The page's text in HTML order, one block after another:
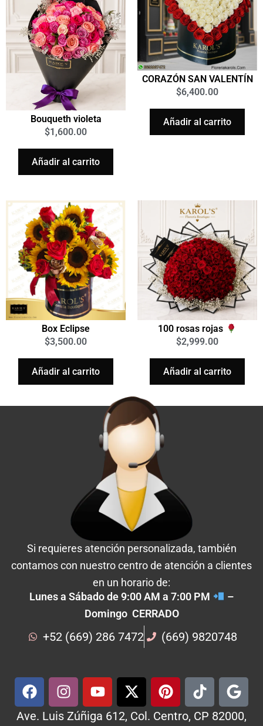
Bouqueth violeta
$1,600.00
Añadir al carrito
CORAZÓN SAN VALENTÍN
$6,400.00
Añadir al carrito
Box Eclipse
$3,500.00
Añadir al carrito
100 rosas rojas
$2,999.00
Añadir al carrito
Si requieres atención personalizada, también
contamos con nuestro centro de atención a clientes
en un horario de:
Lunes a Sábado de 9:00 AM a 7:00 PM
–
Domingo CERRADO
+52 (669) 286 7472 (669) 9820748
Ave. Luis Zúñiga 612, Col. Centro, CP 82000,